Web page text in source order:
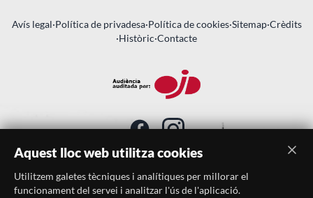
Avís legal·Política de privadesa·Política de cookies·Sitemap·Crèdits
·Històric·Contacte
SUBSCRIU-TE AL BUTLLETÍ
Aquest lloc web utilitza cookies
Utilitzem galetes tècniques i analítiques per millorar el
funcionament del servei i analitzar l'ús de l'aplicació.